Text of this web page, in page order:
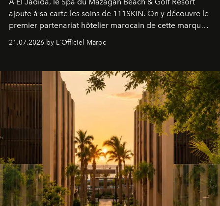
ajoute à sa carte les soins de 111SKIN. On y découvre le
premier partenariat hôtelier marocain de cette marque
britannique, née dans un cabinet de chirurgie plastique
londonien et construite depuis autour d'un actif breveté,
21.07.2026 by L'Officiel Maroc